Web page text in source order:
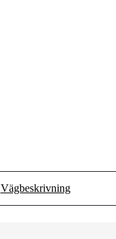
Vägbeskrivning
(Opens in new tab)